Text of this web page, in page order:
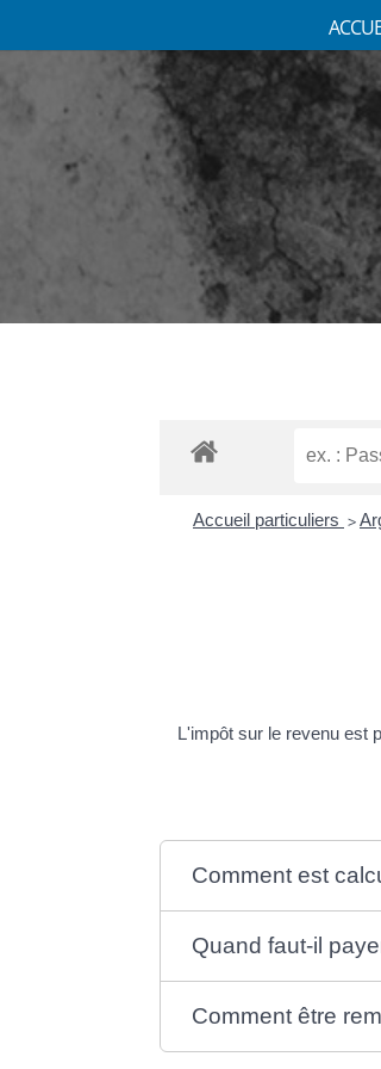
Accueil particuliers >
L'impôt sur le revenu est
Comment est
Quand faut-il
Comment être